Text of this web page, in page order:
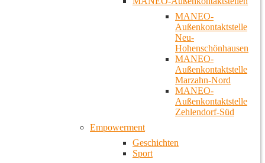
MANEO-
Außenkontaktstelle
Neu-
Hohenschönhausen
MANEO-
Außenkontaktstelle
Marzahn-Nord
MANEO-
Außenkontaktstelle
Zehlendorf-Süd
Empowerment
Geschichten
Sport